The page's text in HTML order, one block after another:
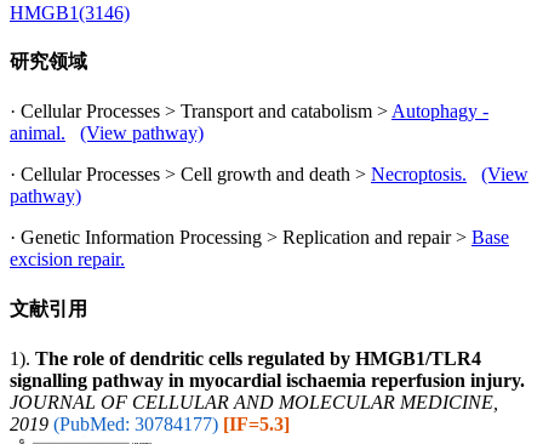
HMGB1(3146)
研究领域
· Cellular Processes > Transport and catabolism > Autophagy -
animal.
(View pathway)
· Cellular Processes > Cell growth and death > Necroptosis.
(View
pathway)
· Genetic Information Processing > Replication and repair > Base
excision repair.
文献引用
1). The role of dendritic cells regulated by HMGB1/TLR4
signalling pathway in myocardial ischaemia reperfusion injury.
JOURNAL OF CELLULAR AND MOLECULAR MEDICINE,
2019 (PubMed: 30784177) [IF=5.3]